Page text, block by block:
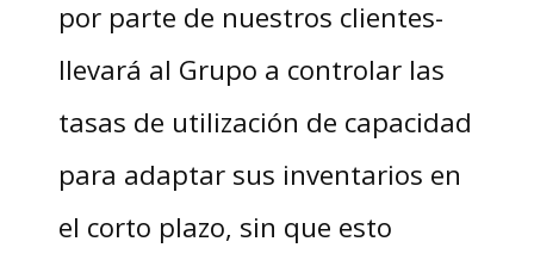
por parte de nuestros clientes-
llevará al Grupo a controlar las
tasas de utilización de capacidad
para adaptar sus inventarios en
el corto plazo, sin que esto